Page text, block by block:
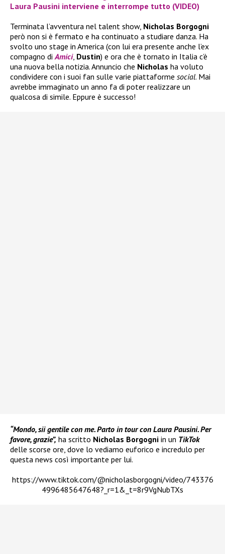
Laura Pausini interviene e interrompe tutto (VIDEO)
Terminata l’avventura nel talent show, Nicholas Borgogni
però non si è fermato e ha continuato a studiare danza. Ha
svolto uno stage in America (con lui era presente anche l’ex
compagno di Amici, Dustin) e ora che è tornato in Italia c’è
una nuova bella notizia. Annuncio che Nicholas ha voluto
condividere con i suoi fan sulle varie piattaforme social. Mai
avrebbe immaginato un anno fa di poter realizzare un
qualcosa di simile. Eppure è successo!
“Mondo, sii gentile con me. Parto in tour con Laura Pausini. Per
favore, grazie”, ha scritto Nicholas Borgogni in un TikTok
delle scorse ore, dove lo vediamo euforico e incredulo per
questa news così importante per lui.
https://www.tiktok.com/@nicholasborgogni/video/743376
4996485647648?_r=1&_t=8r9VgNubTXs